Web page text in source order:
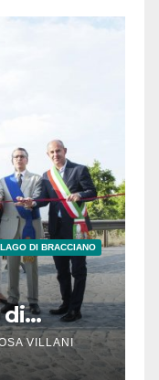
DI BRACCIANO
di
VILLANI